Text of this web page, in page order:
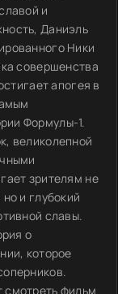
и
Даниэль
Ники
совершенства
апогея в
Формулы-1.
великолепной
зрителям не
и глубокий
славы.
о
которое
смотреть фильм